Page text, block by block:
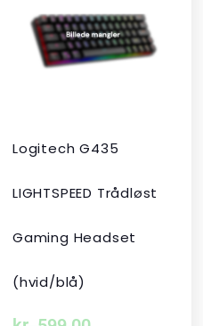
Logitech G435
LIGHTSPEED Trådløst
Gaming Headset
(hvid/blå)
pris
var:
kr. 599,00.
pris
er:
kr. 399,00.